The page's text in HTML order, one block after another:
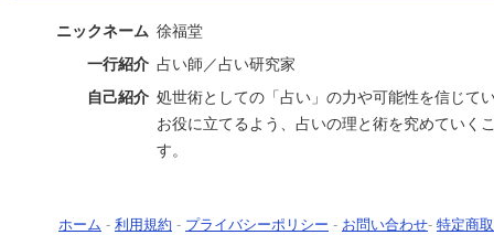
ニックネーム 徐福堂
一行紹介 占い師／占い研究家
自己紹介 処世術としての「占い」の力や可能性を信じて
お役に立てるよう、占いの理と術を究めていく
す。
ホーム - 利用規約 - プライバシーポリシー - お問い合わせ- 特定商